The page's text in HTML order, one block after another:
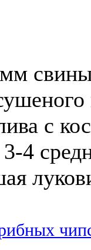
с
3-4